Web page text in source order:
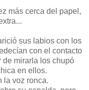
más cerca del papel,
sus labios con los
con el contacto
de mirarla los chupó
en ellos.
voz ronca.